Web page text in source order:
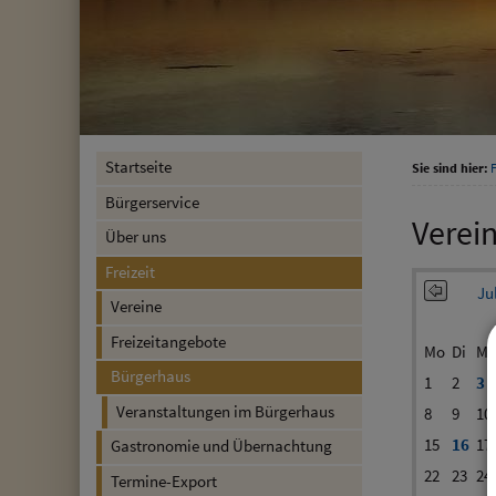
Startseite
Bürgerservice
Über uns
Freizeit
Vereine
Freizeitangebote
Bürgerhaus
Veranstaltungen im Bürgerhaus
Gastronomie und Übernachtung
Termine-Export
Sie sind hier:
Mo Di Mi
1
2 3
8
9 10
15
16 17
22 23 24